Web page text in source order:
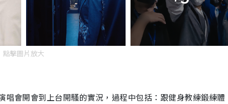
點擊圖片放大
會開會到上台開騷的實況，過程中包括：跟健身教練鍛練體